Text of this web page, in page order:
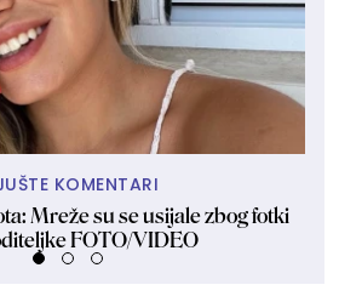
KOMENTARI
Mreže su se usijale zbog fotki
FOTO/VIDEO